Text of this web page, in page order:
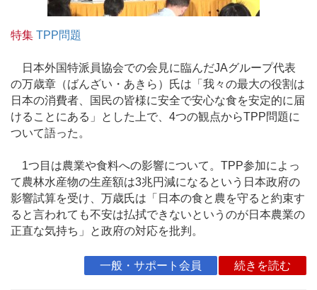
特集 TPP問題
日本外国特派員協会での会見に臨んだJAグループ代表
の万歳章（ばんざい・あきら）氏は「我々の最大の役割は
日本の消費者、国民の皆様に安全で安心な食を安定的に届
けることにある」とした上で、4つの観点からTPP問題に
ついて語った。
1つ目は農業や食料への影響について。TPP参加によっ
て農林水産物の生産額は3兆円減になるという日本政府の
影響試算を受け、万歳氏は「日本の食と農を守ると約束す
ると言われても不安は払拭できないというのが日本農業の
正直な気持ち」と政府の対応を批判。
一般・サポート会員 続きを読む